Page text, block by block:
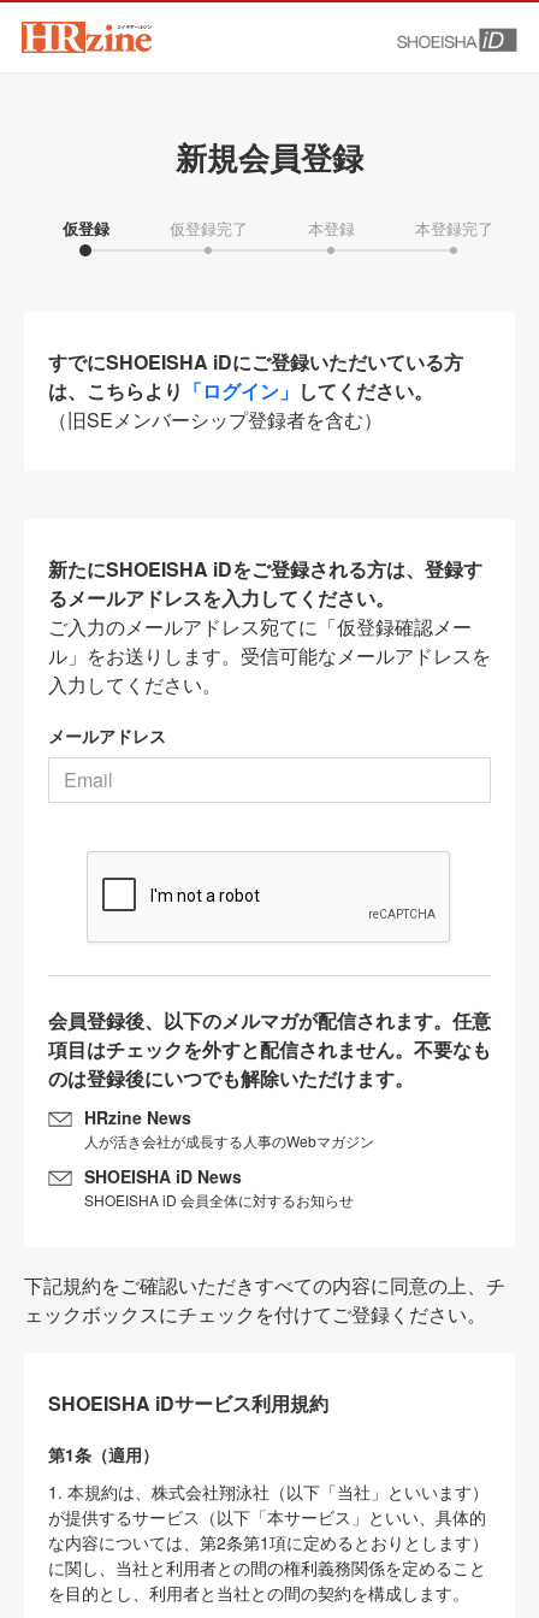
新規会員登録
仮登録 仮登録完了 本登録 本登録完了
すでにSHOEISHA iDにご登録いただいている方
は、こちらより 「ログイン」 してください。
（旧SEメンバーシップ登録者を含む）
新たにSHOEISHA iDをご登録される方は、登録す
るメールアドレスを入力してください。
ご入力のメールアドレス宛てに「仮登録確認メー
ル」をお送りします。受信可能なメールアドレスを
入力してください。
メールアドレス
会員登録後、以下のメルマガが配信されます。任意
項目はチェックを外すと配信されません。不要なも
のは登録後にいつでも解除いただけます。
HRzine News
人が活き会社が成長する人事のWebマガジン
SHOEISHA iD News
SHOEISHA iD 会員全体に対するお知らせ
下記規約をご確認いただきすべての内容に同意の上、チ
ェックボックスにチェックを付けてご登録ください。
SHOEISHA iDサービス利用規約
第1条（適用）
1. 本規約は、株式会社翔泳社（以下「当社」といいます）
が提供するサービス（以下「本サービス」といい、具体的
な内容については、第2条第1項に定めるとおりとします）
に関し、当社と利用者との間の権利義務関係を定めること
を目的とし、利用者と当社との間の契約を構成します。